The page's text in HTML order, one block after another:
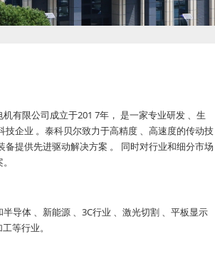
有限公司成立于201 7年， 是一家专业研发 、生
技企业 。泰科贝尔致力于高精度 、高速度的传动技
备提供先进驱动解决方案 。 同时对行业和细分市场
导体 、新能源 、3C行业 、激光切割 、平板显示
等行业。